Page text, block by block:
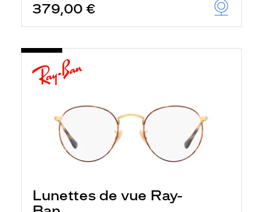
379,00 €
Lunettes de vue Ray-